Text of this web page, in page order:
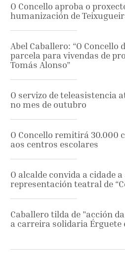
O Concello aproba o
humanización de
Abel Caballero: “O Concello
parcela para vivendas de
Tomás Alonso”
O servizo de teleasistencia
no mes de outubro
O Concello remitirá 30.000
aos centros escolares
O alcalde convida a cidade
representación teatral de
Caballero tilda de "acción
a carreira solidaria Érguete